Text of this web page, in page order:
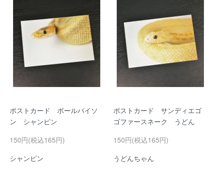
ポストカード ボールパイソ
ン シャンピン
150円(税込165円)
シャンピン
ポストカード サンディエゴ
ゴファースネーク うどん
150円(税込165円)
うどんちゃん